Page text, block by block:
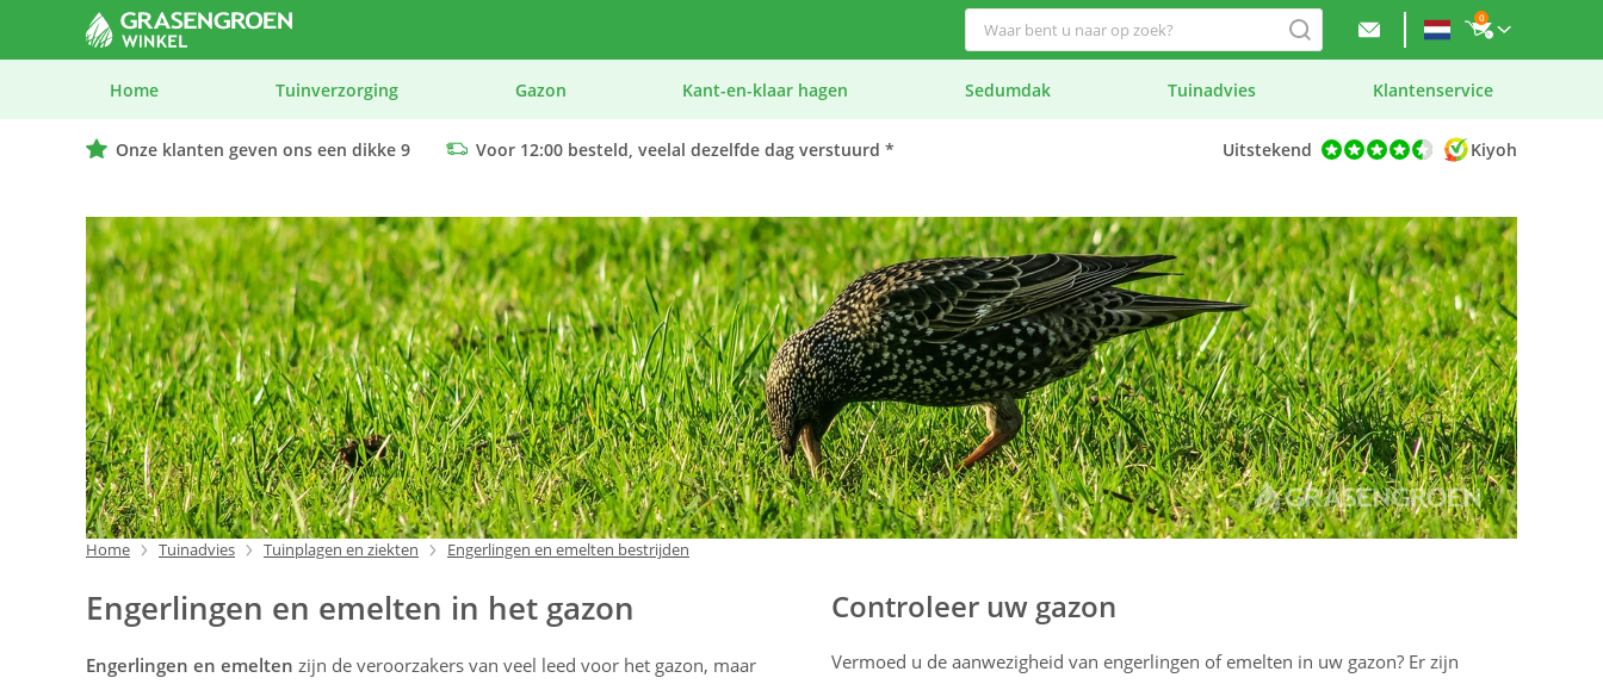
0
Home Tuinverzorging Gazon Kant-en-klaar hagen Sedumdak Tuinadvies Klantenservice
Onze klanten geven ons een dikke 9
Voor 12:00 besteld, veelal dezelfde dag verstuurd *
Uitstekend Kiyoh
Home Tuinadvies Tuinplagen en ziekten Engerlingen en emelten bestrijden
Engerlingen en emelten in het gazon
Engerlingen en emelten zijn de veroorzakers van veel leed voor het gazon, maar
Controleer uw gazon
Vermoed u de aanwezigheid van engerlingen of emelten in uw gazon? Er zijn